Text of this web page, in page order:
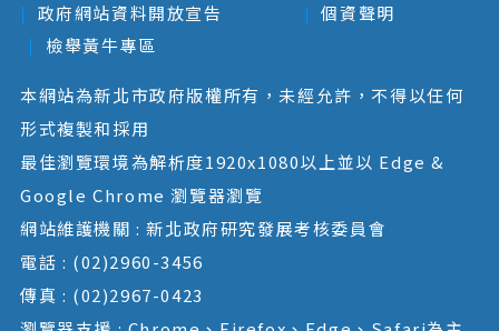
政府網站資料開放宣告
個資聲明
檢舉黃牛專區
本網站為新北市政府版權所有，未經允許，不得以任何
形式複製和採用
最佳瀏覽環境為解析度1920x1080以上並以 Edge &
Google Chrome 瀏覽器瀏覽
網站維護機關 : 新北政府研究發展考核委員會
電話 : (02)2960-3456
傳真 : (02)2967-0423